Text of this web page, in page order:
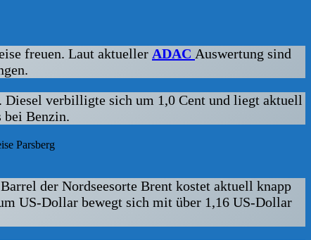
freuen. Laut aktueller ADAC Auswertung sind
verbilligte sich um 1,0 Cent und liegt aktuell
bei Benzin.
der Nordseesorte Brent kostet aktuell knapp
US-Dollar bewegt sich mit über 1,16 US-Dollar